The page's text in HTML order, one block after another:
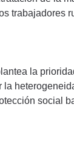
trabajadores
la
social